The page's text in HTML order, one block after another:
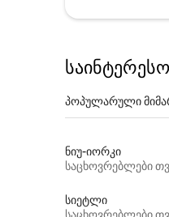
პოპულარული
ნიუ-იორკი
საცხოვრებლები
სიეტლი